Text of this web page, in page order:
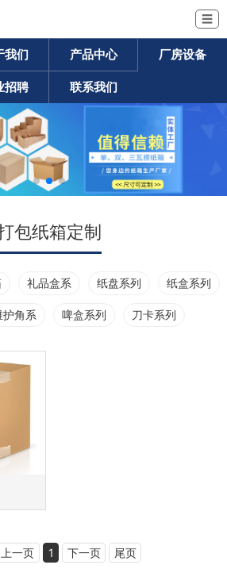
☰
我们 产品中心 厂房设备
招聘 联系我们
包纸箱定制
礼品盒系 纸盘系列 纸盒系列
护角系 啤盒系列 刀卡系列
上一页 1 下一页 尾页